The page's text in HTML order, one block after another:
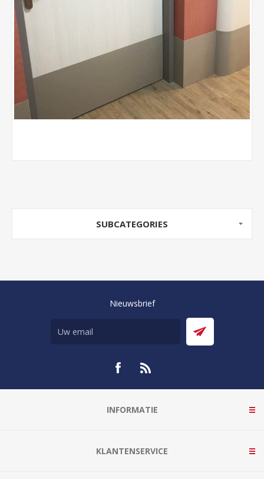
SUBCATEGORIES
Nieuwsbrief
INFORMATIE
KLANTENSERVICE